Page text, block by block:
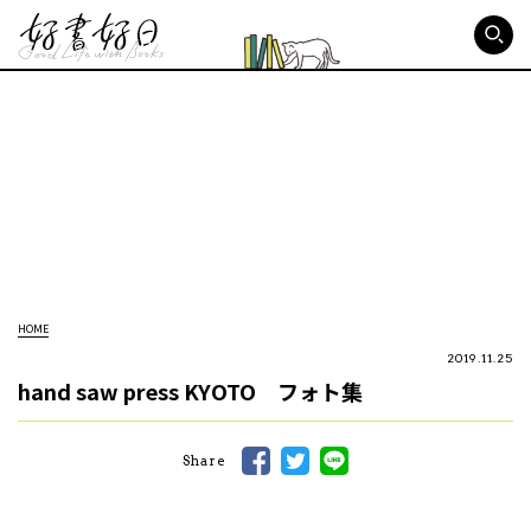
HOME
2019.11.25
hand saw press KYOTO フォト集
Share